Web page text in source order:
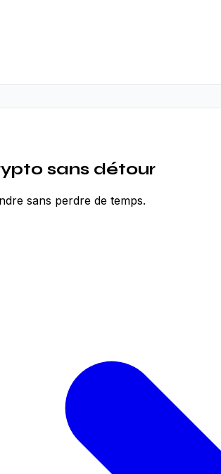
sans détour
sans perdre de temps.